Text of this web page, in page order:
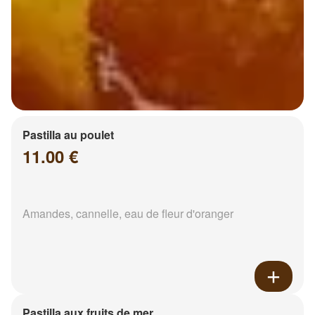
Pastilla au poulet
11.00 €
Amandes, cannelle, eau de fleur d'oranger